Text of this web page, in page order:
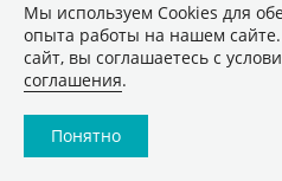
Мы используем Сookies для
опыта работы на нашем
сайт, вы соглашаетесь с
соглашения.
Понятно